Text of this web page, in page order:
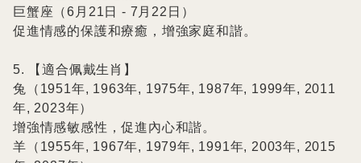
巨蟹座（6月21日 - 7月22日）
促進情感的保護和療癒，增強家庭和諧。
5. 【適合佩戴生肖】
兔（1951年, 1963年, 1975年, 1987年, 1999年, 2011
年, 2023年）
增強情感敏感性，促進內心和諧。
羊（1955年, 1967年, 1979年, 1991年, 2003年, 2015